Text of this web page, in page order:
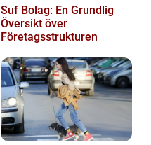
Suf Bolag: En Grundlig
Översikt över
Företagsstrukturen